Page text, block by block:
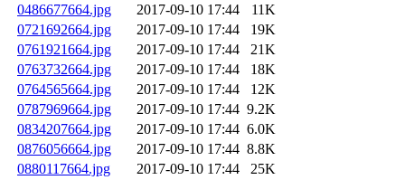
0486677664.jpg
2017-09-10 17:44
11K
0721692664.jpg
2017-09-10 17:44
19K
0761921664.jpg
2017-09-10 17:44
21K
0763732664.jpg
2017-09-10 17:44
18K
0764565664.jpg
2017-09-10 17:44
12K
0787969664.jpg
2017-09-10 17:44 9.2K
0834207664.jpg
2017-09-10 17:44 6.0K
0876056664.jpg
2017-09-10 17:44 8.8K
0880117664.jpg
2017-09-10 17:44
25K